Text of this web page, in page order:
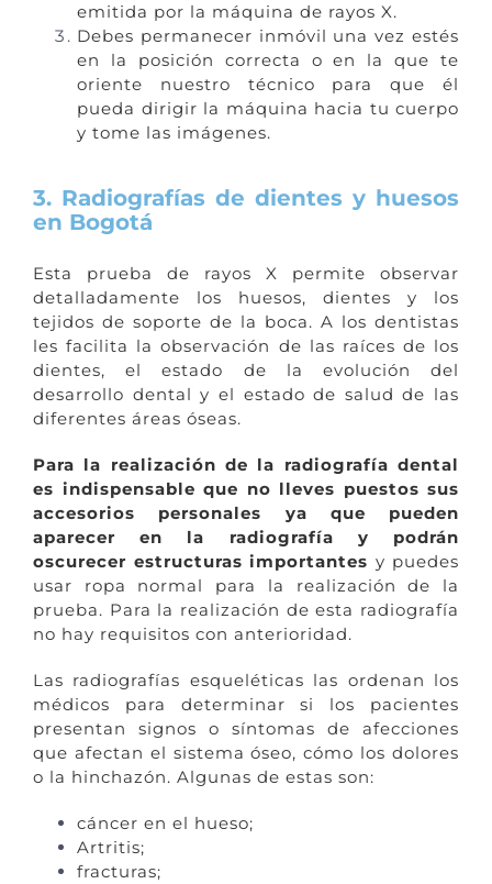
emitida por la máquina de rayos X.
Debes permanecer inmóvil una vez estés
en la posición correcta o en la que te
oriente nuestro técnico para que él
pueda dirigir la máquina hacia tu cuerpo
y tome las imágenes.
3. Radiografías de dientes y huesos
en Bogotá
Esta prueba de rayos X permite observar
detalladamente los huesos, dientes y los
tejidos de soporte de la boca. A los dentistas
les facilita la observación de las raíces de los
dientes, el estado de la evolución del
desarrollo dental y el estado de salud de las
diferentes áreas óseas.
Para la realización de la radiografía dental
es indispensable que no lleves puestos sus
accesorios personales ya que pueden
aparecer en la radiografía y podrán
oscurecer estructuras importantes y puedes
usar ropa normal para la realización de la
prueba. Para la realización de esta radiografía
no hay requisitos con anterioridad.
Las radiografías esqueléticas las ordenan los
médicos para determinar si los pacientes
presentan signos o síntomas de afecciones
que afectan el sistema óseo, cómo los dolores
o la hinchazón. Algunas de estas son:
cáncer en el hueso;
Artritis;
fracturas;